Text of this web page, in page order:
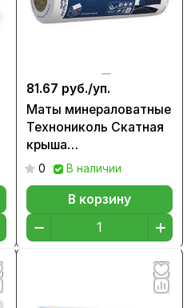
81.67 руб./уп.
Маты минераловатные
Технониколь Скатная
крыша
3000x1200x200мм,
0 В наличии
В корзину